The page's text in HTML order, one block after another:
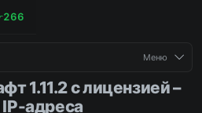
266
Меню
1.11.2 с лицензией –
IP-адреса